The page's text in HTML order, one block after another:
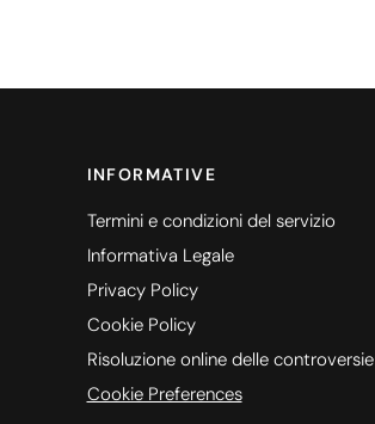
INFORMATIVE
Termini e condizioni del servizio
Informativa Legale
Privacy Policy
Cookie Policy
Risoluzione online delle controversie
Cookie Preferences